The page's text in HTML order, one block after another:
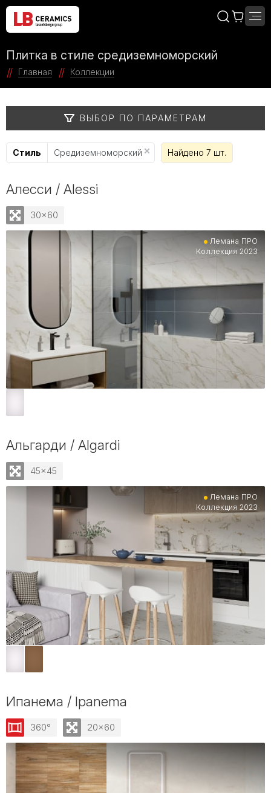
Плитка в стиле средиземноморский
Главная Коллекции
ВЫБОР ПО ПАРАМЕТРАМ
Стиль Средиземноморский Найдено 7 шт.
Алесси / Alessi
30x60
Лемана ПРО
Коллекция 2023
Альгарди / Algardi
45x45
Лемана ПРО
Коллекция 2023
Ипанема / Ipanema
360° 20x60